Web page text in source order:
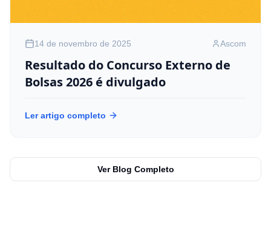
14 de novembro de 2025 Ascom
Resultado do Concurso Externo de
Bolsas 2026 é divulgado
Ler artigo completo
Ver Blog Completo